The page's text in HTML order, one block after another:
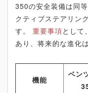
350の安全装備は同
クティブステアリン
す。 重要事項として
あり、将来的な進化
機能
ベン